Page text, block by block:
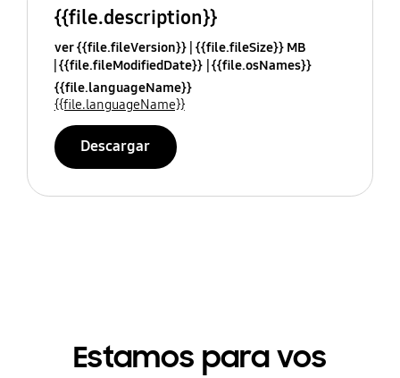
{{file.description}}
ver {{file.fileVersion}} {{file.fileSize}} MB
{{file.fileModifiedDate}} {{file.osNames}}
{{file.languageName}}
{{file.languageName}}
Descargar
Estamos para vos